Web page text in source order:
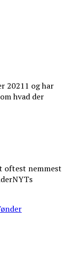
20211 og har
hvad der
oftest nemmest